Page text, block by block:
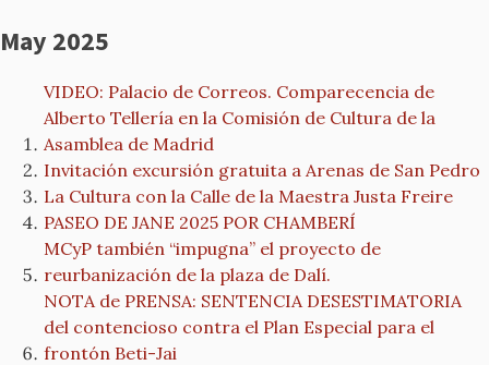
May 2025
VIDEO: Palacio de Correos. Comparecencia de
Alberto Tellería en la Comisión de Cultura de la
Asamblea de Madrid
Invitación excursión gratuita a Arenas de San Pedro
La Cultura con la Calle de la Maestra Justa Freire
PASEO DE JANE 2025 POR CHAMBERÍ
MCyP también “impugna” el proyecto de
reurbanización de la plaza de Dalí.
NOTA de PRENSA: SENTENCIA DESESTIMATORIA
del contencioso contra el Plan Especial para el
frontón Beti-Jai